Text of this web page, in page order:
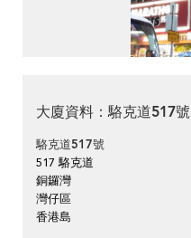
大廈資料：駱克道517號
駱克道517號
517 駱克道
銅鑼灣
灣仔區
香港島